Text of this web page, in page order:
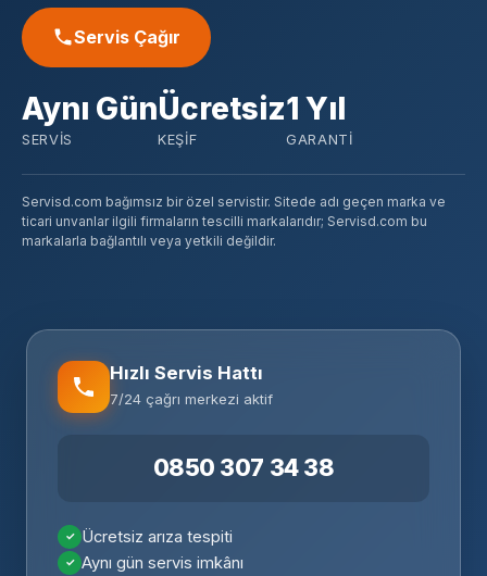
Servis Çağır
Aynı Gün
SERVIS
Ücretsiz
KEŞIF
1 Yıl
GARANTI
Servisd.com bağımsız bir özel servistir. Sitede adı geçen marka ve
ticari unvanlar ilgili firmaların tescilli markalarıdır; Servisd.com bu
markalarla bağlantılı veya yetkili değildir.
Hızlı Servis Hattı
7/24 çağrı merkezi aktif
0850 307 34 38
Ücretsiz arıza tespiti
Aynı gün servis imkânı